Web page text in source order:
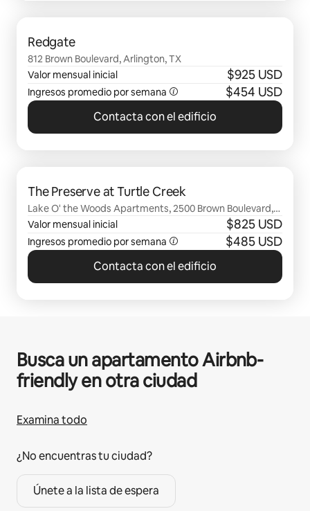
Redgate
812 Brown Boulevard, Arlington, TX
Valor mensual inicial
$925 USD
Ingresos promedio por semana $454 USD
Contacta con el edificio
The Preserve at Turtle Creek
Lake O' the Woods Apartments, 2500 Brown Boulevard,
Arlington, TX
Valor mensual inicial $825 USD
Ingresos promedio por semana $485 USD
Contacta con el edificio
Busca un apartamento Airbnb-
friendly en otra ciudad
Examina todo
¿No encuentras tu ciudad?
Únete a la lista de espera